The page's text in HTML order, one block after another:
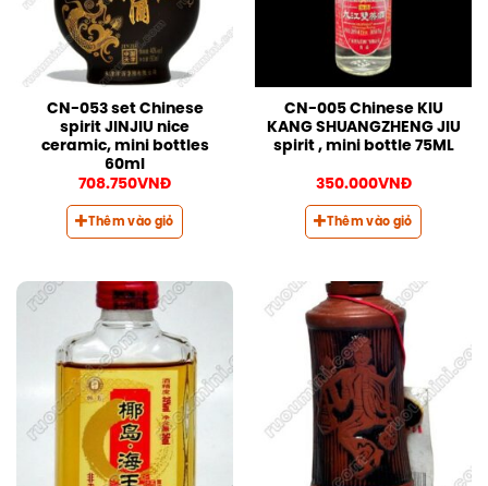
CN-053 set Chinese
spirit JINJIU nice
ceramic, mini bottles
60ml
708.750VNĐ
Thêm vào giỏ
CN-005 Chinese KIU
KANG SHUANGZHENG JIU
spirit , mini bottle 75ML
350.000VNĐ
Thêm vào giỏ